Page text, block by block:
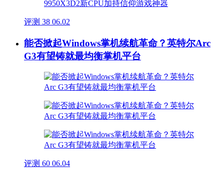
评测 38 06.02
能否掀起Windows掌机续航革命？英特尔Arc
G3有望铸就最均衡掌机平台
评测 60 06.04